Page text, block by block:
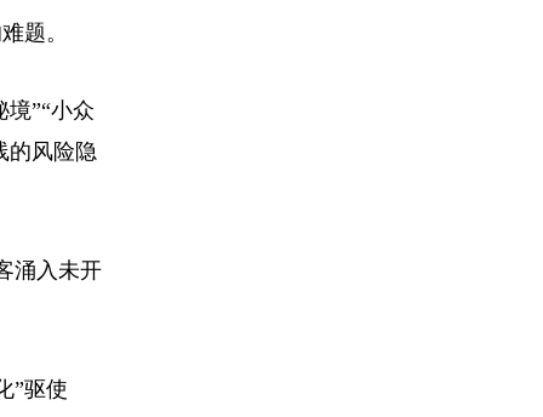
题。
”“小众
的风险隐
涌入未开
”驱使